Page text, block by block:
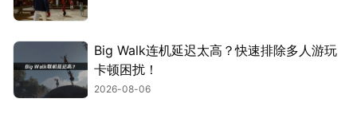
Big Walk连机延迟太高？快速排除多人游玩
卡顿困扰！
2026-08-06